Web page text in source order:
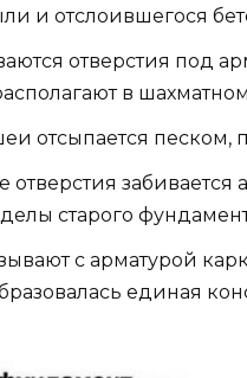
и отслоившегося
отверстия под
в
отсыпается песком,
забивается
старого
с арматурой
единая